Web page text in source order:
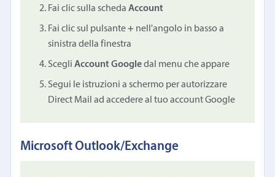
Fai clic sulla schedaAccount
Fai clic sul pulsante+ nell'angolo in basso a
sinistra della finestra
ScegliAccount Googledal menu che appare
Segui le istruzioni a schermo per autorizzare
Direct Mail ad accedere al tuo account Google
Microsoft Outlook/Exchange